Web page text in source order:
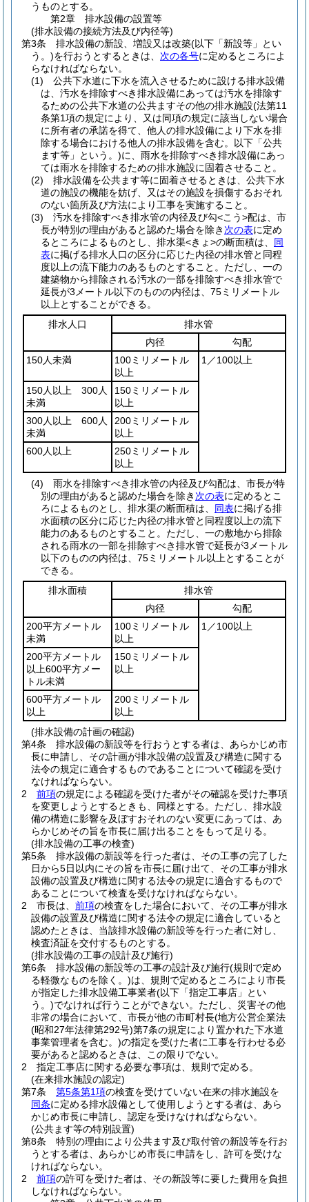
うものとする。
第2章
排水設備の設置等
(排水設備の接続方法及び内径等)
第3条
排水設備の新設、増設又は改築(以下「新設等」とい
う。)を行おうとするときは、 次の各号に定めるところによ
らなければならない。
(1)
公共下水道に下水を流入させるために設ける排水設備
は、汚水を排除すべき排水設備にあっては汚水を排除す
るための公共下水道の公共ますその他の排水施設(法第11
条第1項の規定により、又は同項の規定に該当しない場合
に所有者の承諾を得て、他人の排水設備により下水を排
除する場合における他人の排水設備を含む。以下「公共
ます等」という。)に、雨水を排除すべき排水設備にあっ
ては雨水を排除するための排水施設に固着させること。
(2)
排水設備を公共ます等に固着させるときは、公共下水
道の施設の機能を妨げ、又はその施設を損傷するおそれ
のない箇所及び方法により工事を実施すること。
(3)
汚水を排除すべき排水管の内径及び勾<こう>配は、市
長が特別の理由があると認めた場合を除き 次の表に定め
るところによるものとし、排水渠<きょ>の断面積は、 同
表に掲げる排水人口の区分に応じた内径の排水管と同程
度以上の流下能力のあるものとすること。 ただし、一の
建築物から排除される汚水の一部を排除すべき排水管で
延長が3メートル以下のものの内径は、75ミリメートル
以上とすることができる。
排水人口
排水管
内径
勾配
150人未満
100ミリメートル
以上
1／100以上
150人以上 300人
未満
150ミリメートル
以上
300人以上 600人
未満
200ミリメートル
以上
600人以上
250ミリメートル
以上
(4)
雨水を排除すべき排水管の内径及び勾配は、市長が特
別の理由があると認めた場合を除き 次の表に定めるとこ
ろによるものとし、排水渠の断面積は、 同表に掲げる排
水面積の区分に応じた内径の排水管と同程度以上の流下
能力のあるものとすること。 ただし、一の敷地から排除
される雨水の一部を排除すべき排水管で延長が3メートル
以下のものの内径は、75ミリメートル以上とすることが
できる。
排水面積
排水管
内径
勾配
200平方メートル
未満
100ミリメートル
以上
1／100以上
200平方メートル
以上600平方メー
トル未満
150ミリメートル
以上
600平方メートル
以上
200ミリメートル
以上
(排水設備の計画の確認)
第4条
排水設備の新設等を行おうとする者は、あらかじめ市
長に申請し、その計画が排水設備の設置及び構造に関する
法令の規定に適合するものであることについて確認を受け
なければならない。
2
前項の規定による確認を受けた者がその確認を受けた事項
を変更しようとするときも、同様とする。 ただし、排水設
備の構造に影響を及ぼすおそれのない変更にあっては、あ
らかじめその旨を市長に届け出ることをもって足りる。
(排水設備の工事の検査)
第5条
排水設備の新設等を行った者は、その工事の完了した
日から5日以内にその旨を市長に届け出て、その工事が排水
設備の設置及び構造に関する法令の規定に適合するもので
あることについて検査を受けなければならない。
2
市長は、 前項の検査をした場合において、その工事が排水
設備の設置及び構造に関する法令の規定に適合していると
認めたときは、当該排水設備の新設等を行った者に対し、
検査済証を交付するものとする。
(排水設備の工事の設計及び施行)
第6条
排水設備の新設等の工事の設計及び施行(規則で定め
る軽微なものを除く。)は、規則で定めるところにより市長
が指定した排水設備工事業者(以下「指定工事店」とい
う。)でなければ行うことができない。 ただし、災害その他
非常の場合において、市長が他の市町村長(地方公営企業法
(昭和27年法律第292号)第7条の規定により置かれた下水道
事業管理者を含む。)の指定を受けた者に工事を行わせる必
要があると認めるときは、この限りでない。
2
指定工事店に関する必要な事項は、規則で定める。
(在来排水施設の認定)
第7条
第5条第1項の検査を受けていない在来の排水施設を
同条に定める排水設備として使用しようとする者は、あら
かじめ市長に申請し、認定を受けなければならない。
(公共ます等の特別設置)
第8条
特別の理由により公共ます及び取付管の新設等を行お
うとする者は、あらかじめ市長に申請をし、許可を受けな
ければならない。
2
前項の許可を受けた者は、その新設等に要した費用を負担
しなければならない。